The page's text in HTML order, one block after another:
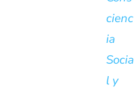
cienc
ia
Socia
l y